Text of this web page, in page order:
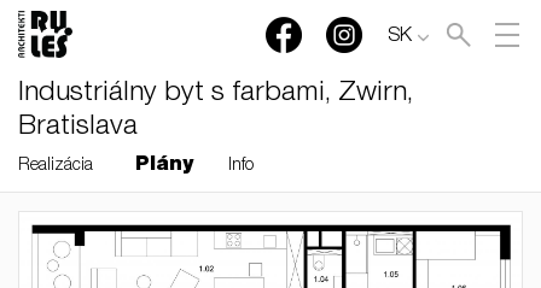
SK
Industriálny byt s farbami, Zwirn,
Bratislava
Realizácia Plány Info
RULES, s.r.o., Klincová
37/B, 821 08 Bratislava,